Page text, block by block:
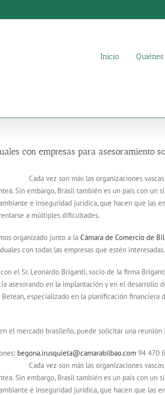
Inicio
con empresas para asesoramiento
Cada vez son más las organizaciones
Sin embargo, Brasil también es un país con un
e inseguridad jurídica, que hacen que las
a múltiples dificultades.
organizado junto a la Cámara de Comercio de
con todas las empresas que estén interesadas.
el Sr. Leonardo Briganti, socio de la firma
asesorando en la implantación y en el desarrollo
especializado en la planificación financiera
el mercado brasileño, puede solicitar una
begona.irusquieta@camarabilbao.com94 470
Cada vez son más las organizaciones
Sin embargo, Brasil también es un país con un
e inseguridad jurídica, que hacen que las